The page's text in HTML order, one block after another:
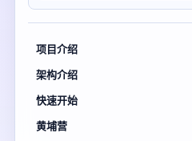
项目介绍
架构介绍
快速开始
黄埔营